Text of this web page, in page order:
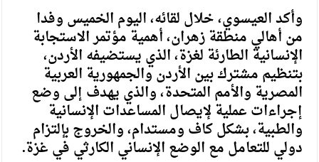
وأكد العيسوي، خلال لقائه، اليوم الخميس وفدا
من أهالي منطقة زهران، أهمية مؤتمر الاستجابة
الإنسانية الطارئة لغزة، الذي يستضيفه الأردن،
بتنظيم مشترك بين الأردن والجمهورية العربية
المصرية والأمم المتحدة، والذي يهدف إلى وضع
إجراءات عملية لإيصال المساعدات الإنسانية
والطبية، بشكل كاف ومستدام، والخروج بإلتزام
دولي للتعامل مع الوضع الإنساني الكارثي في غزة.